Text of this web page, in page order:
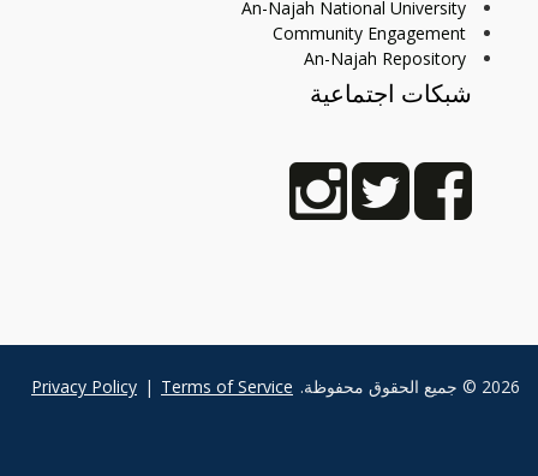
An-Najah National University
Community Engagement
An-Najah Repository
شبكات اجتماعية
2026 © جميع الحقوق محفوظة. Privacy Policy | Terms of Service